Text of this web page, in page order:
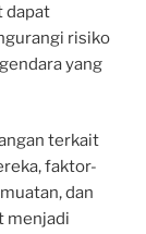
dapat
risiko
yang
terkait
faktor-
dan
menjadi